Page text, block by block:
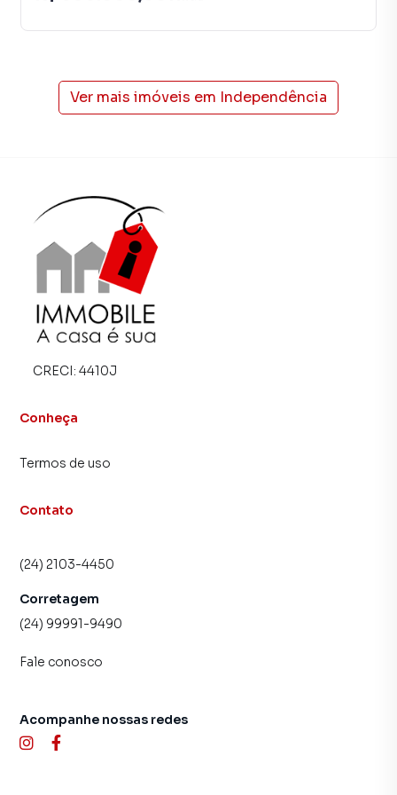
Anuncie seu imóvel! É fácil, rápido e gratuito! A Immobile
Petrópolis.
imóveis em Petrópolis, especialmente em Independência.
Isso porque temos uma equipe de marketing digital focada
em produzir campanhas específicas para Petrópolis, o que
aumenta muito o número de contatos interessados e
tendo como consequência uma maior chance de vender ou
alugar seu imóvel mais rápido. Contamos também com um
time de programadores, corretores treinados e uma
central de atendimento preparada para atender
Ver mais imóveis em Independência
CRECI: 4410J
Conheça
Termos de uso
Contato
(24) 2103-4450
Corretagem
(24) 99991-9490
Fale conosco
Acompanhe nossas redes